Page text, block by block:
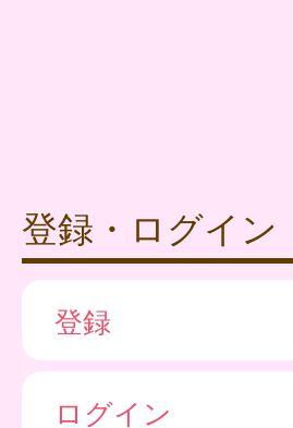
登録・ログイン
登録
ログイン